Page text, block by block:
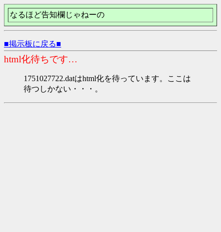
なるほど告知欄じゃねーの
■掲示板に戻る■
html化待ちです…
1751027722.datはhtml化を待っています。ここは
待つしかない・・・。